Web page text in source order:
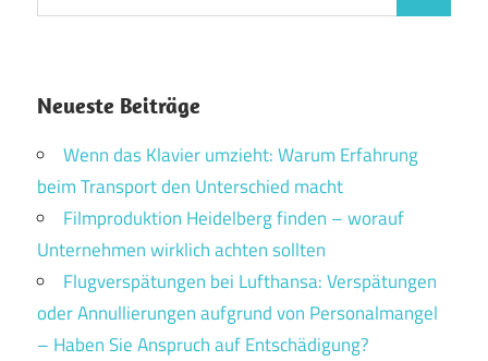
nach:
Neueste Beiträge
Wenn das Klavier umzieht: Warum Erfahrung
beim Transport den Unterschied macht
Filmproduktion Heidelberg finden – worauf
Unternehmen wirklich achten sollten
Flugverspätungen bei Lufthansa: Verspätungen
oder Annullierungen aufgrund von Personalmangel
– Haben Sie Anspruch auf Entschädigung?